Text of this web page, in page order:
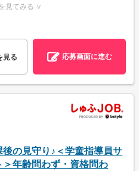
見てみる ∨
見る 応募画面に進む
後の見守り♪＜学童指導員サ
＞年齢問わず・資格問わ